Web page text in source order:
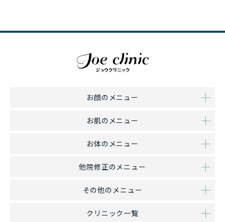
お顔のメニュー
お肌のメニュー
お体のメニュー
他院修正のメニュー
その他のメニュー
クリニック一覧